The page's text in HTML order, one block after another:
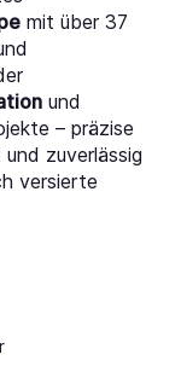
mit über 37
und
– präzise
zuverlässig
versierte